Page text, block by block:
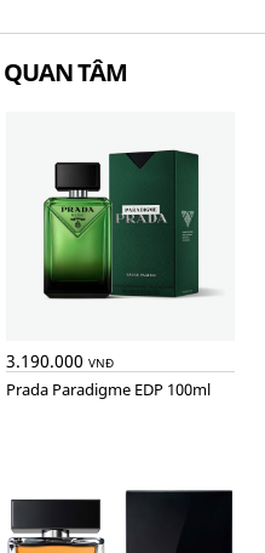
TÂM
3.190.000 VNĐ
Prada Paradigme EDP 100ml